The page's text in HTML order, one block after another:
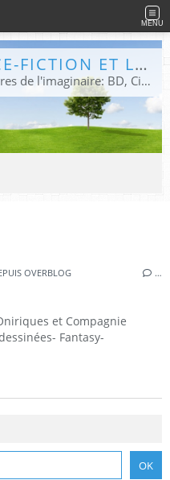
MENU
SITE SUR LA SCIENCE-FICTION ET LE FANTASTIQUE
Site sur toute la culture des genres de l'imaginaire: BD, Cinéma, Livre, Jeux, Théâtre. Présent dans les principaux festivals de film fantastique e de science-fiction, salons et conventions.
OVERBLOG …
et Compagnie
Fantasy-